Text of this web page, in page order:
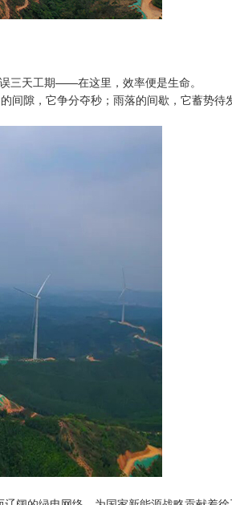
三天工期——在这里，效率便是生命。
隙，它争分夺秒；雨落的间歇，它蓄势待发